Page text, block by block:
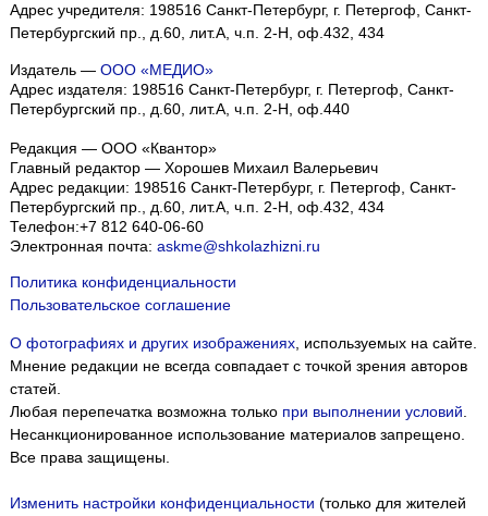
Адрес учредителя: 198516 Санкт-Петербург, г. Петергоф, Санкт-
Петербургский пр., д.60, лит.А, ч.п. 2-Н, оф.432, 434
Издатель — ООО «МЕДИО»
Адрес издателя: 198516 Санкт-Петербург, г. Петергоф, Санкт-
Петербургский пр., д.60, лит.А, ч.п. 2-Н, оф.440
Редакция — ООО «Квантор»
Главный редактор — Хорошев Михаил Валерьевич
Адрес редакции: 198516 Санкт-Петербург, г. Петергоф, Санкт-
Петербургский пр., д.60, лит.А, ч.п. 2-Н, оф.432, 434
Телефон:+7 812 640-06-60
Электронная почта: askme@shkolazhizni.ru
Политика конфиденциальности
Пользовательское соглашение
О фотографиях и других изображениях, используемых на сайте.
Мнение редакции не всегда совпадает с точкой зрения авторов
статей.
Любая перепечатка возможна только при выполнении условий.
Несанкционированное использование материалов запрещено.
Все права защищены.
Изменить настройки конфиденциальности (только для жителей